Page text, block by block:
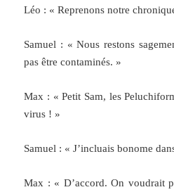
Léo : « Reprenons notre
Samuel : « Nous restons
pas être contaminés. »
Max : « Petit Sam, les
virus ! »
Samuel : « J’incluais bonome
Max : « D’accord. On voudrait